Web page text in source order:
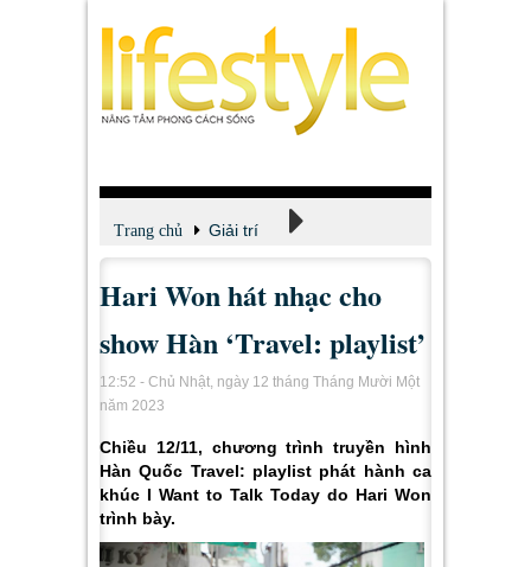
Trang chủ Giải trí
Xem - Nghe - Đọc
Hari Won hát nhạc cho
show Hàn ‘Travel: playlist’
12:52 - Chủ Nhật, ngày 12 tháng Tháng Mười Một
năm 2023
Chiều 12/11, chương trình truyền hình
Hàn Quốc Travel: playlist phát hành ca
khúc I Want to Talk Today do Hari Won
trình bày.